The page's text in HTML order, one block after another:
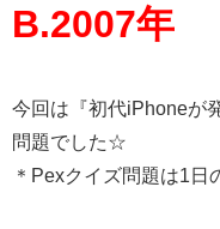
B.2007年
今回は『初代iPhoneが
問題でした☆
＊Pexクイズ問題は1日